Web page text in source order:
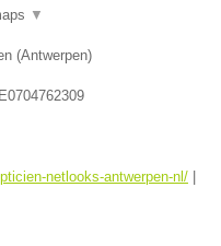
▼
(Antwerpen)
netlooks-antwerpen-nl/ |